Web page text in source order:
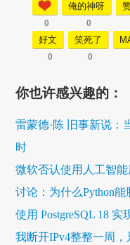
0
俺的神呀
0
好文
0
笑死了
0
你也许感兴趣的：
雷蒙德·陈 旧事新说：
时
微软否认使用人工智能
讨论：为什么Python能
使用 PostgreSQL 18
我断开IPv4整整一周，